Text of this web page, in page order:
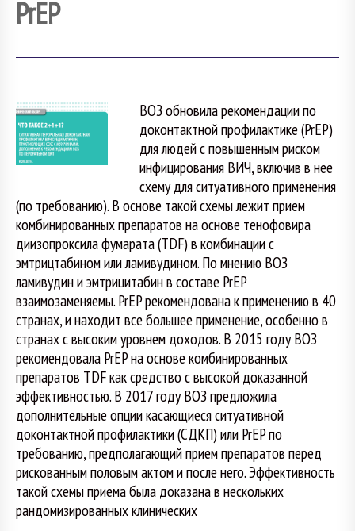
PrEP
ВОЗ обновила рекомендации по
доконтактной профилактике (PrEP)
для людей с повышенным риском
инфицирования ВИЧ, включив в нее
схему для ситуативного применения
(по требованию). В основе такой схемы лежит прием
комбинированных препаратов на основе тенофовира
диизопроксила фумарата (TDF) в комбинации с
эмтрицтабином или ламивудином. По мнению ВОЗ
ламивудин и эмтрицитабин в составе PrEP
взаимозаменяемы. PrEP рекомендована к применению в 40
странах, и находит все большее применение, особенно в
странах с высоким уровнем доходов. В 2015 году ВОЗ
рекомендовала PrEP на основе комбинированных
препаратов TDF как средство с высокой доказанной
эффективностью. В 2017 году ВОЗ предложила
дополнительные опции касающиеся ситуативной
доконтактной профилактики (СДКП) или PrEP по
требованию, предполагающий прием препаратов перед
рискованным половым актом и после него. Эффективность
такой схемы приема была доказана в нескольких
рандомизированных клинических